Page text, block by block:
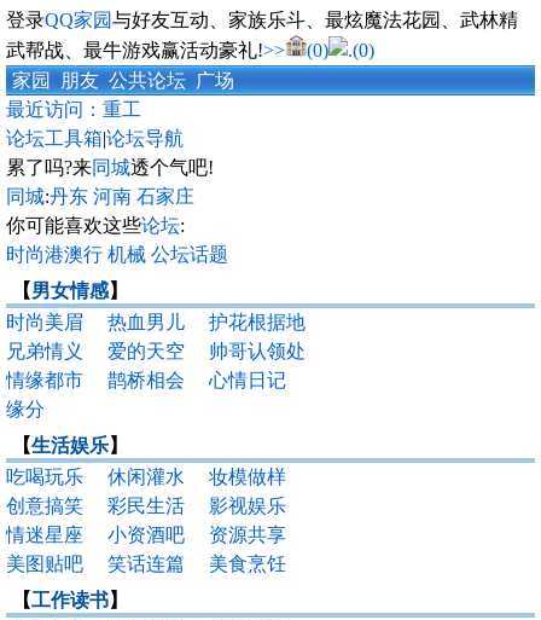
登录QQ家园与好友互动、家族乐斗、最炫魔法花园、武林精
武帮战、最牛游戏赢活动豪礼!>> (0)
(0)
家园
朋友 公共论坛 广场
最近访问： 重工
论坛工具箱|论坛导航
累了吗?来同城透个气吧!
同城:丹东 河南 石家庄
你可能喜欢这些论坛:
时尚港澳行 机械 公坛话题
【男女情感】
时尚美眉
热血男儿
护花根据地
兄弟情义
爱的天空
帅哥认领处
情缘都市
鹊桥相会
心情日记
缘分
【生活娱乐】
吃喝玩乐
休闲灌水
妆模做样
创意搞笑
彩民生活
影视娱乐
情迷星座
小资酒吧
资源共享
美图贴吧
笑话连篇
美食烹饪
【工作读书】